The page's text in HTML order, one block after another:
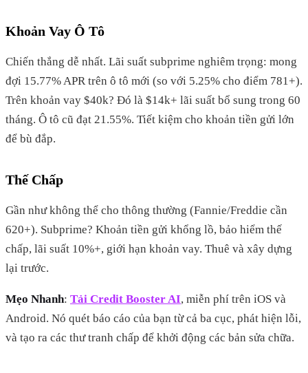
Khoản Vay Ô Tô
Chiến thắng dễ nhất. Lãi suất subprime nghiêm trọng: mong
đợi 15.77% APR trên ô tô mới (so với 5.25% cho điểm 781+).
Trên khoản vay $40k? Đó là $14k+ lãi suất bổ sung trong 60
tháng. Ô tô cũ đạt 21.55%. Tiết kiệm cho khoản tiền gửi lớn
để bù đắp.
Thế Chấp
Gần như không thể cho thông thường (Fannie/Freddie cần
620+). Subprime? Khoản tiền gửi khổng lồ, bảo hiểm thế
chấp, lãi suất 10%+, giới hạn khoản vay. Thuê và xây dựng
lại trước.
Mẹo Nhanh: Tải Credit Booster AI, miễn phí trên iOS và
Android. Nó quét báo cáo của bạn từ cả ba cục, phát hiện lỗi,
và tạo ra các thư tranh chấp để khởi động các bản sửa chữa.